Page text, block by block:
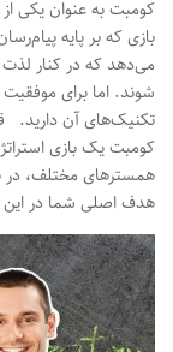
کومبت به عنوان یکی
بازی که بر پایه
می‌دهد که در کنار لذت
شوند. اما برای موفقیت
تکنیک‌های آن دارید.
کومبت یک بازی
همسترهای مختلف، در
هدف اصلی شما در این